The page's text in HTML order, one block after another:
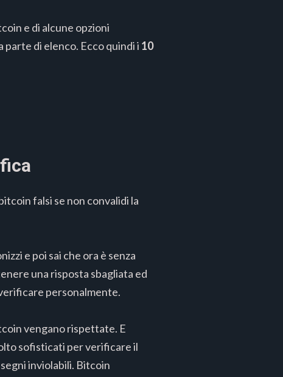
e di alcune opzioni
di elenco. Ecco quindi i 10
falsi se non convalidi la
e poi sai che ora è senza
una risposta sbagliata ed
personalmente.
vengano rispettate. E
sofisticati per verificare il
inviolabili. Bitcoin